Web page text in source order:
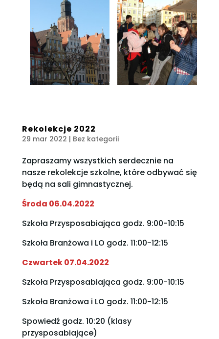
Rekolekcje 2022
29 mar 2022 | Bez kategorii
Zapraszamy wszystkich serdecznie na
nasze rekolekcje szkolne, które odbywać się
będą na sali gimnastycznej.
Środa 06.04.2022
Szkoła Przysposabiająca godz. 9:00-10:15
Szkoła Branżowa i LO godz. 11:00-12:15
Czwartek 07.04.2022
Szkoła Przysposabiająca godz. 9:00-10:15
Szkoła Branżowa i LO godz. 11:00-12:15
Spowiedź godz. 10:20 (klasy
przysposabiające)